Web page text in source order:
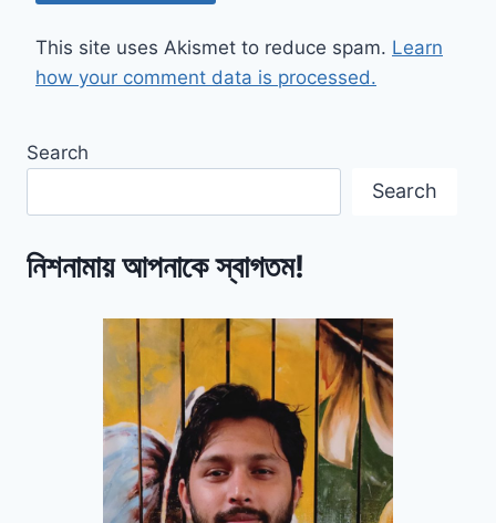
This site uses Akismet to reduce spam. Learn
how your comment data is processed.
Search
Search
নিশনামায় আপনাকে স্বাগতম!